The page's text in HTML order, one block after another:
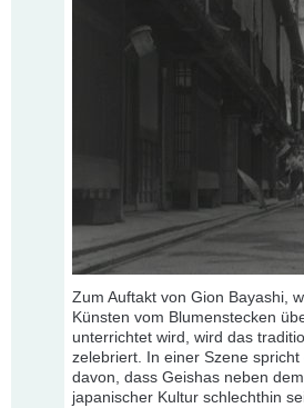
Zum Auftakt von Gion Bayashi,
Künsten vom Blumenstecken
unterrichtet wird, wird das
zelebriert. In einer Szene
davon, dass Geishas neben
japanischer Kultur schlechthin